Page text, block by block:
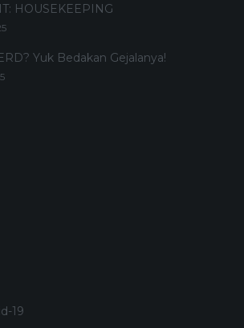
HOUSEKEEPING
Yuk Bedakan Gejalanya!
19